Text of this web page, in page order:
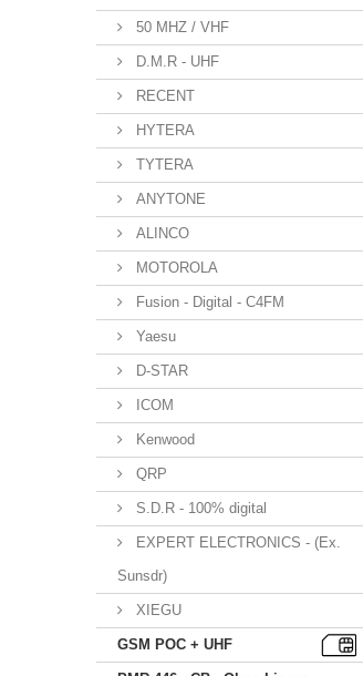
50 MHZ / VHF
D.M.R - UHF
RECENT
HYTERA
TYTERA
ANYTONE
ALINCO
MOTOROLA
Fusion - Digital - C4FM
Yaesu
D-STAR
ICOM
Kenwood
QRP
S.D.R - 100% digital
EXPERT ELECTRONICS - (Ex.
Sunsdr)
XIEGU
GSM POC + UHF